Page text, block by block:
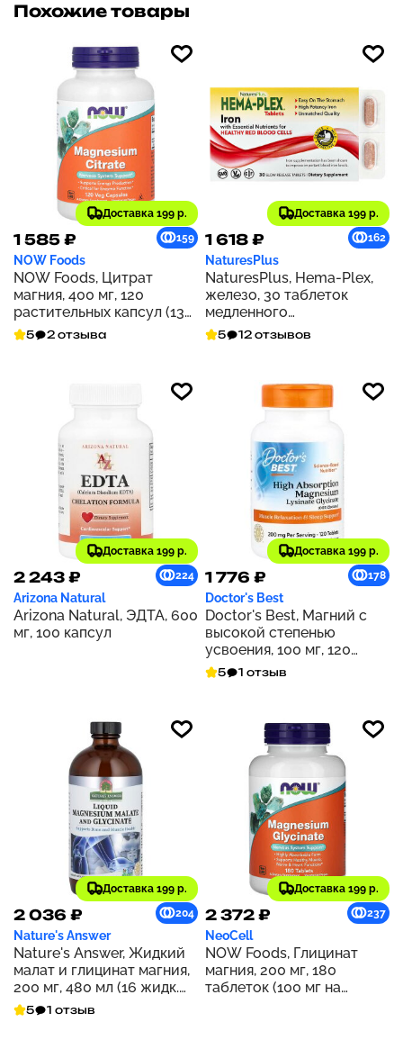
Похожие товары
Доставка 199 р.
1 585 ₽ 159
NOW Foods
NOW Foods, Цитрат
магния, 400 мг, 120
растительных капсул (133
мг на капсулу)
5 2 отзыва
Доставка 199 р.
1 618 ₽ 162
NaturesPlus
NaturesPlus, Hema-Plex,
железо, 30 таблеток
медленного
высвобождения
5 12 отзывов
Доставка 199 р.
2 243 ₽ 224
Arizona Natural
Arizona Natural, ЭДТА, 600
мг, 100 капсул
Доставка 199 р.
1 776 ₽ 178
Doctor's Best
Doctor's Best, Магний с
высокой степенью
усвоения, 100 мг, 120
таблеток
5 1 отзыв
Доставка 199 р.
2 036 ₽ 204
Nature's Answer
Nature's Answer, Жидкий
малат и глицинат магния,
200 мг, 480 мл (16 жидк.
Унций)
5 1 отзыв
Доставка 199 р.
2 372 ₽ 237
NeoCell
NOW Foods, Глицинат
магния, 200 мг, 180
таблеток (100 мг на